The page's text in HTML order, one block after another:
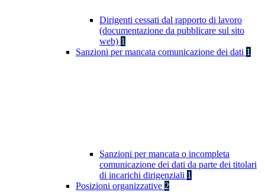
Dirigenti cessati dal rapporto di lavoro
(documentazione da pubblicare sul sito
web) 1
Sanzioni per mancata comunicazione dei dati 1
Sanzioni per mancata o incompleta
comunicazione dei dati da parte dei titolari
di incarichi dirigenziali 1
Posizioni organizzative 2